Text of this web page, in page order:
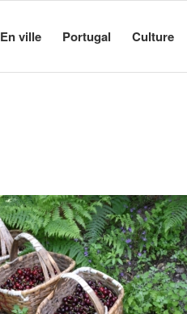
En ville Portugal Culture